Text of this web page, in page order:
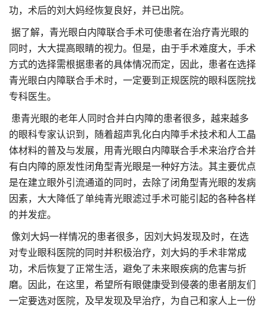
功，术后的刘大妈经恢复良好，并已出院。
据了解，青光眼白内障联合手术可使患者在治疗青光眼的
同时，大大提高眼睛的视力。但是，由于手术难度大，手术
方式的选择需根据患者的具体情况而定，因此，患者在选择
青光眼白内障联合手术时，一定要到正规医院的眼科医院找
专科医生。
患青光眼的老年人同时合并白内障的患者很多，越来越多
的眼科专家认识到，随着超声乳化白内障手术技术和人工晶
体材料的普及与发展，用青光眼白内障联合手术来治疗合并
有白内障的原发性闭角型青光眼是一种好方法。其主要优点
是在建立眼外引流通道的同时，去除了闭角型青光眼的发病
因素，大大降低了单纯青光眼滤过手术可能引起的各种各样
的并发症。
像刘大妈一样情况的患者很多，因刘大妈发现及时，在选
对专业眼科医院的同时并积极治疗，刘大妈的手术非常成
功，术后恢复了正常生活，避免了未来眼疾病的危害与折
磨。因此，在这里，希望所有眼健康受到侵袭的患者朋友们
一定要选对医院，及早发现及早治疗，为自己和家人上一份